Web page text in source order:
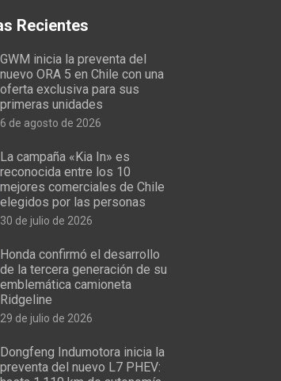
Recientes
GWM inicia la preventa del
nuevo ORA 5 en Chile con una
oferta exclusiva para sus
primeras unidades
6 de agosto de 2026
La campaña «Kia In» es
reconocida entre los 10
mejores comerciales de Chile
elegidos por las personas
30 de julio de 2026
Honda confirmó el desarrollo
de la tercera generación de su
emblemática camioneta
Ridgeline
29 de julio de 2026
Dongfeng Indumotora inicia la
preventa del nuevo L7 PHEV: